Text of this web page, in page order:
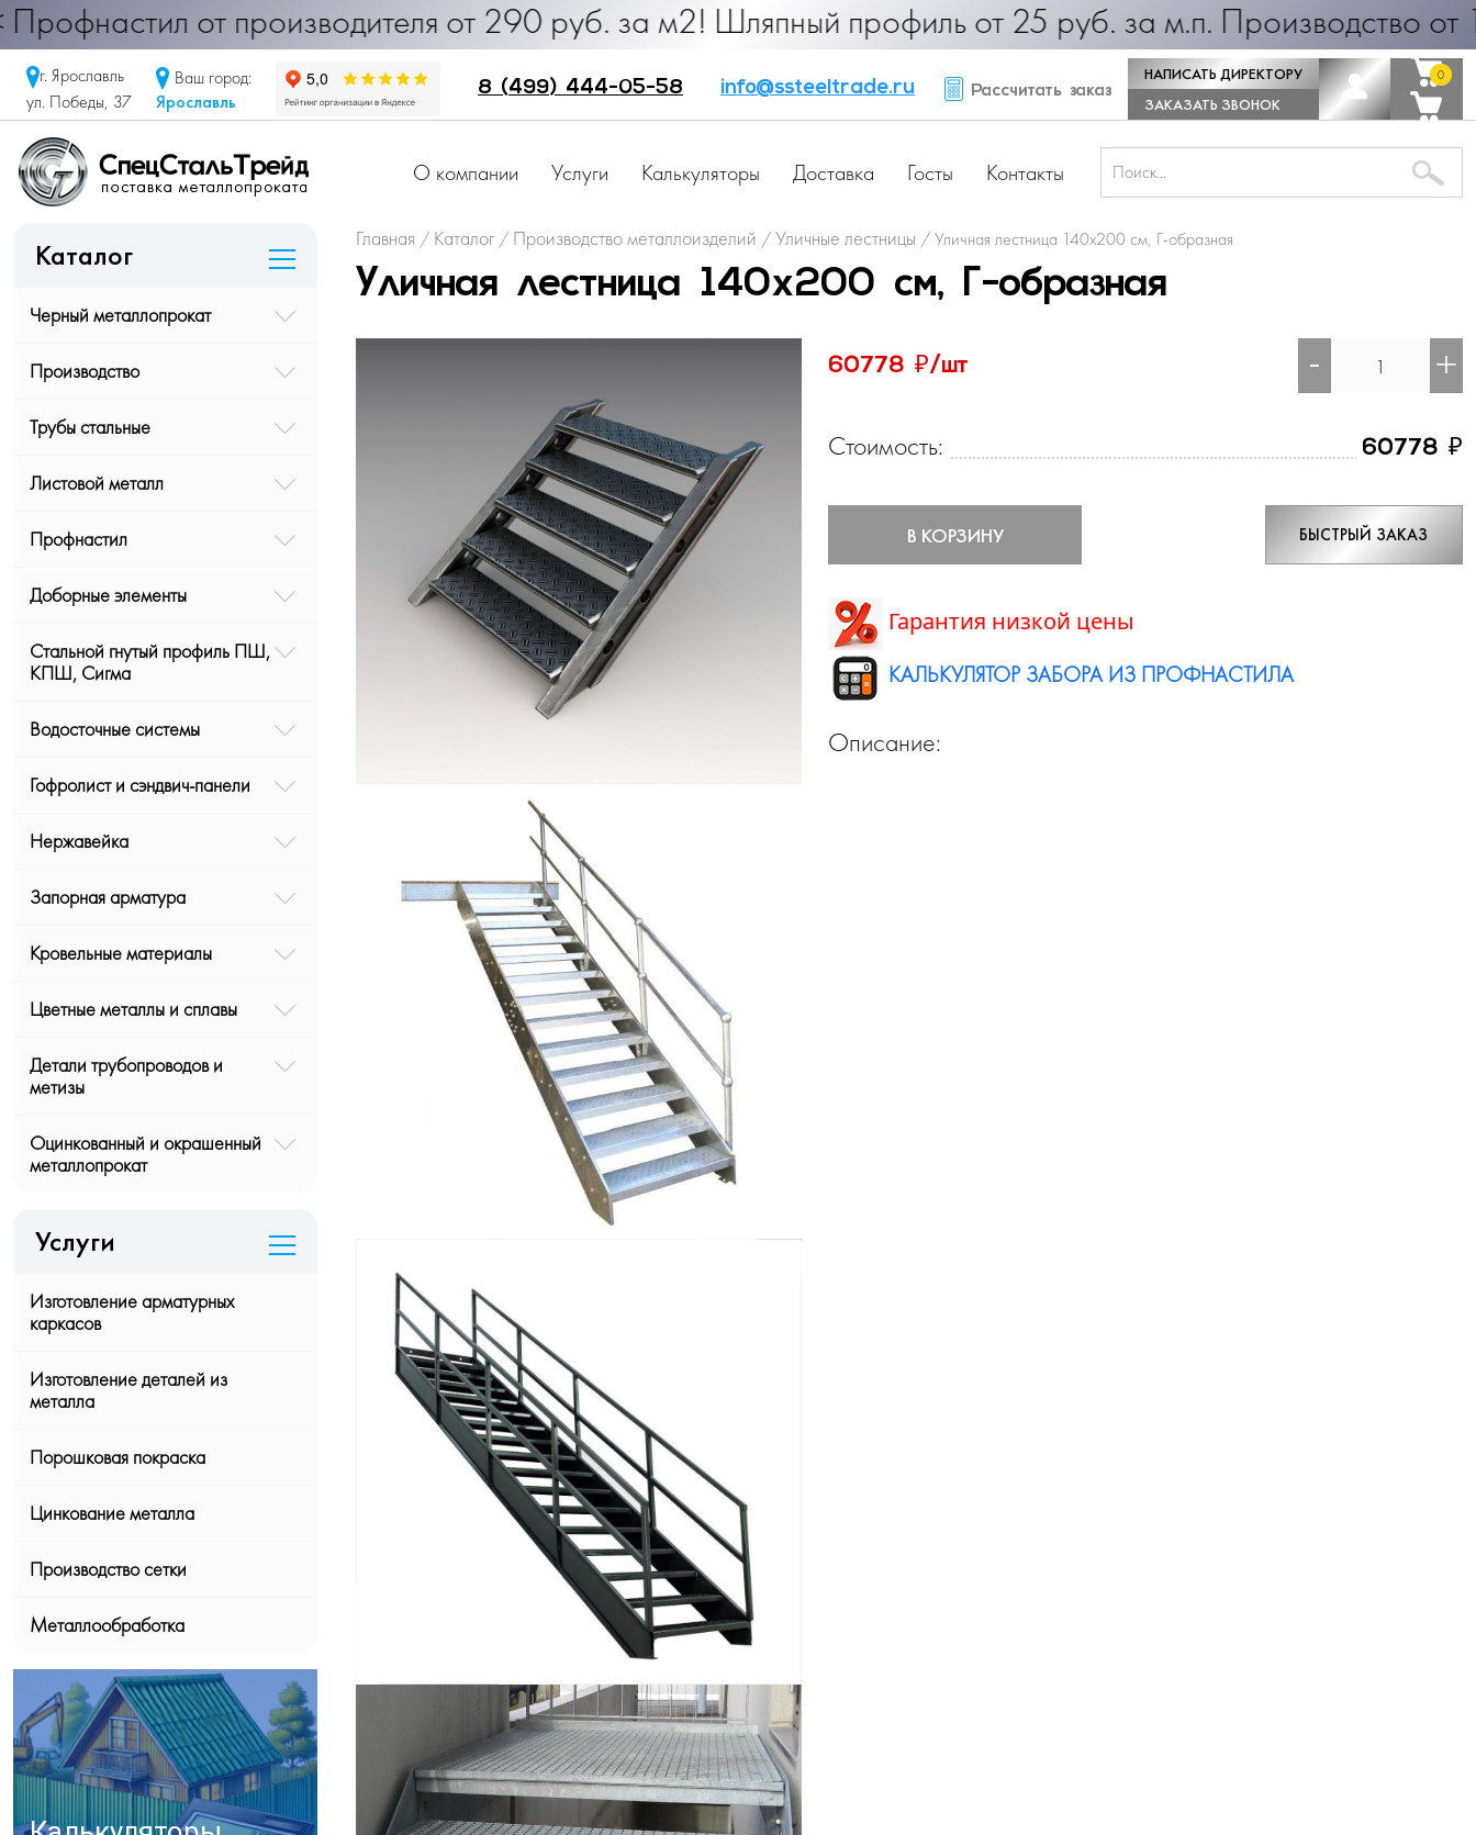
от производителя от 290 руб. за м2! Шляпный профиль от 25 руб. за м.п. Производство от 1 дня!
г. Ярославль
ул. Победы, 37
Ваш город:
Ярославль
8 (499) 444-05-58 info@ssteeltrade.ru Рассчитать заказ
НАПИСАТЬ ДИРЕКТОРУ
ЗАКАЗАТЬ ЗВОНОК
0
0
О компании Услуги Калькуляторы Доставка Госты Контакты
Каталог
Черный металлопрокат
Производство
Трубы стальные
Листовой металл
Профнастил
Доборные элементы
Стальной гнутый профиль ПШ,
КПШ, Сигма
Водосточные системы
Гофролист и сэндвич-панели
Нержавейка
Запорная арматура
Кровельные материалы
Цветные металлы и сплавы
Детали трубопроводов и
метизы
Оцинкованный и окрашенный
металлопрокат
Услуги
Изготовление арматурных
каркасов
Изготовление деталей из
металла
Порошковая покраска
Цинкование металла
Производство сетки
Металлообработка
Главная / Каталог / Производство металлоизделий /Уличные лестницы /Уличная лестница 140х200 см, Г-образная
Уличная лестница 140х200 см, Г-образная
60778 ₽/шт - +
Стоимость: 60778 ₽
В КОРЗИНУ БЫСТРЫЙ ЗАКАЗ
Гарантия низкой цены
КАЛЬКУЛЯТОР ЗАБОРА ИЗ ПРОФНАСТИЛА
Описание: